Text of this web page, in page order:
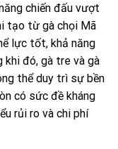
chiến đấu vượt
tạo từ gà chọi Mã
lực tốt, khả năng
khi đó, gà tre và gà
thể duy trì sự bền
có sức đề kháng
rủi ro và chi phí